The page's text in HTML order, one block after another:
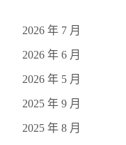
2026 年 7 月
2026 年 6 月
2026 年 5 月
2025 年 9 月
2025 年 8 月